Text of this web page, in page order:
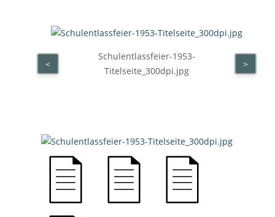
Schulentlassfeier-1953-
Titelseite_300dpi.jpg
< >